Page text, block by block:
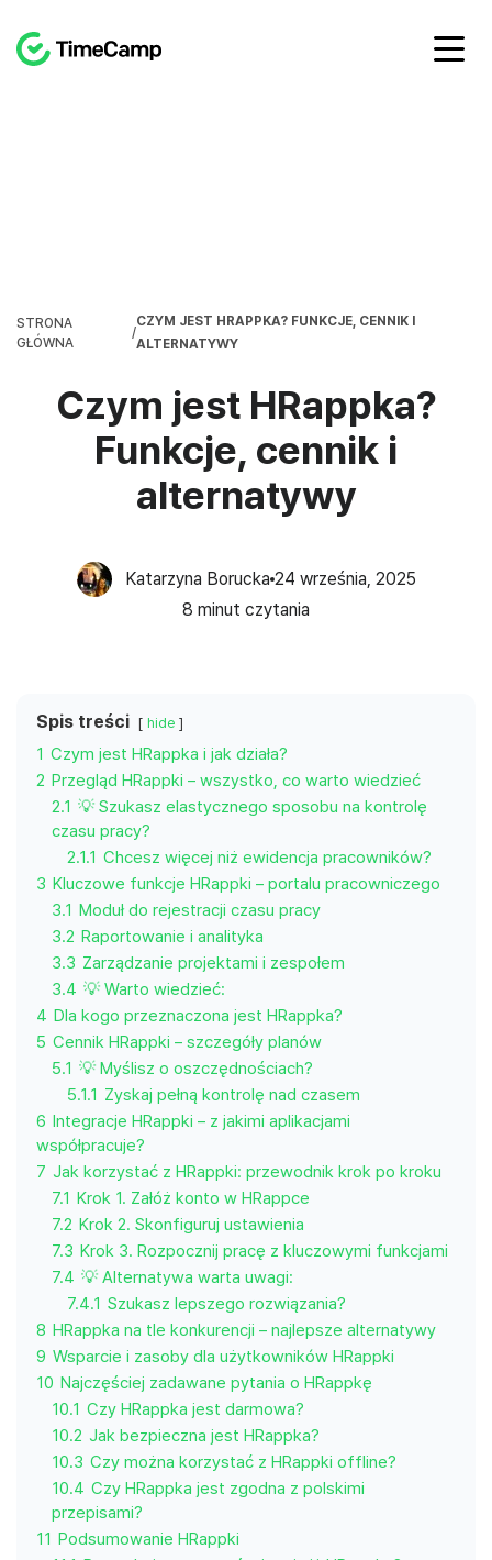
STRONA
GŁÓWNA
/
CZYM JEST HRAPPKA? FUNKCJE, CENNIK I
ALTERNATYWY
Czym jest HRappka?
Funkcje, cennik i
alternatywy
Katarzyna Borucka 24 września, 2025
8 minut czytania
Spis treści hide
1 Czym jest HRappka i jak działa?
2 Przegląd HRappki – wszystko, co warto wiedzieć
2.1 💡 Szukasz elastycznego sposobu na kontrolę
czasu pracy?
2.1.1 Chcesz więcej niż ewidencja pracowników?
3 Kluczowe funkcje HRappki – portalu pracowniczego
3.1 Moduł do rejestracji czasu pracy
3.2 Raportowanie i analityka
3.3 Zarządzanie projektami i zespołem
3.4 💡 Warto wiedzieć:
4 Dla kogo przeznaczona jest HRappka?
5 Cennik HRappki – szczegóły planów
5.1 💡 Myślisz o oszczędnościach?
5.1.1 Zyskaj pełną kontrolę nad czasem
6 Integracje HRappki – z jakimi aplikacjami
współpracuje?
7 Jak korzystać z HRappki: przewodnik krok po kroku
7.1 Krok 1. Załóż konto w HRappce
7.2 Krok 2. Skonfiguruj ustawienia
7.3 Krok 3. Rozpocznij pracę z kluczowymi funkcjami
7.4 💡 Alternatywa warta uwagi:
7.4.1 Szukasz lepszego rozwiązania?
8 HRappka na tle konkurencji – najlepsze alternatywy
9 Wsparcie i zasoby dla użytkowników HRappki
10 Najczęściej zadawane pytania o HRappkę
10.1 Czy HRappka jest darmowa?
10.2 Jak bezpieczna jest HRappka?
10.3 Czy można korzystać z HRappki offline?
10.4 Czy HRappka jest zgodna z polskimi
przepisami?
11 Podsumowanie HRappki